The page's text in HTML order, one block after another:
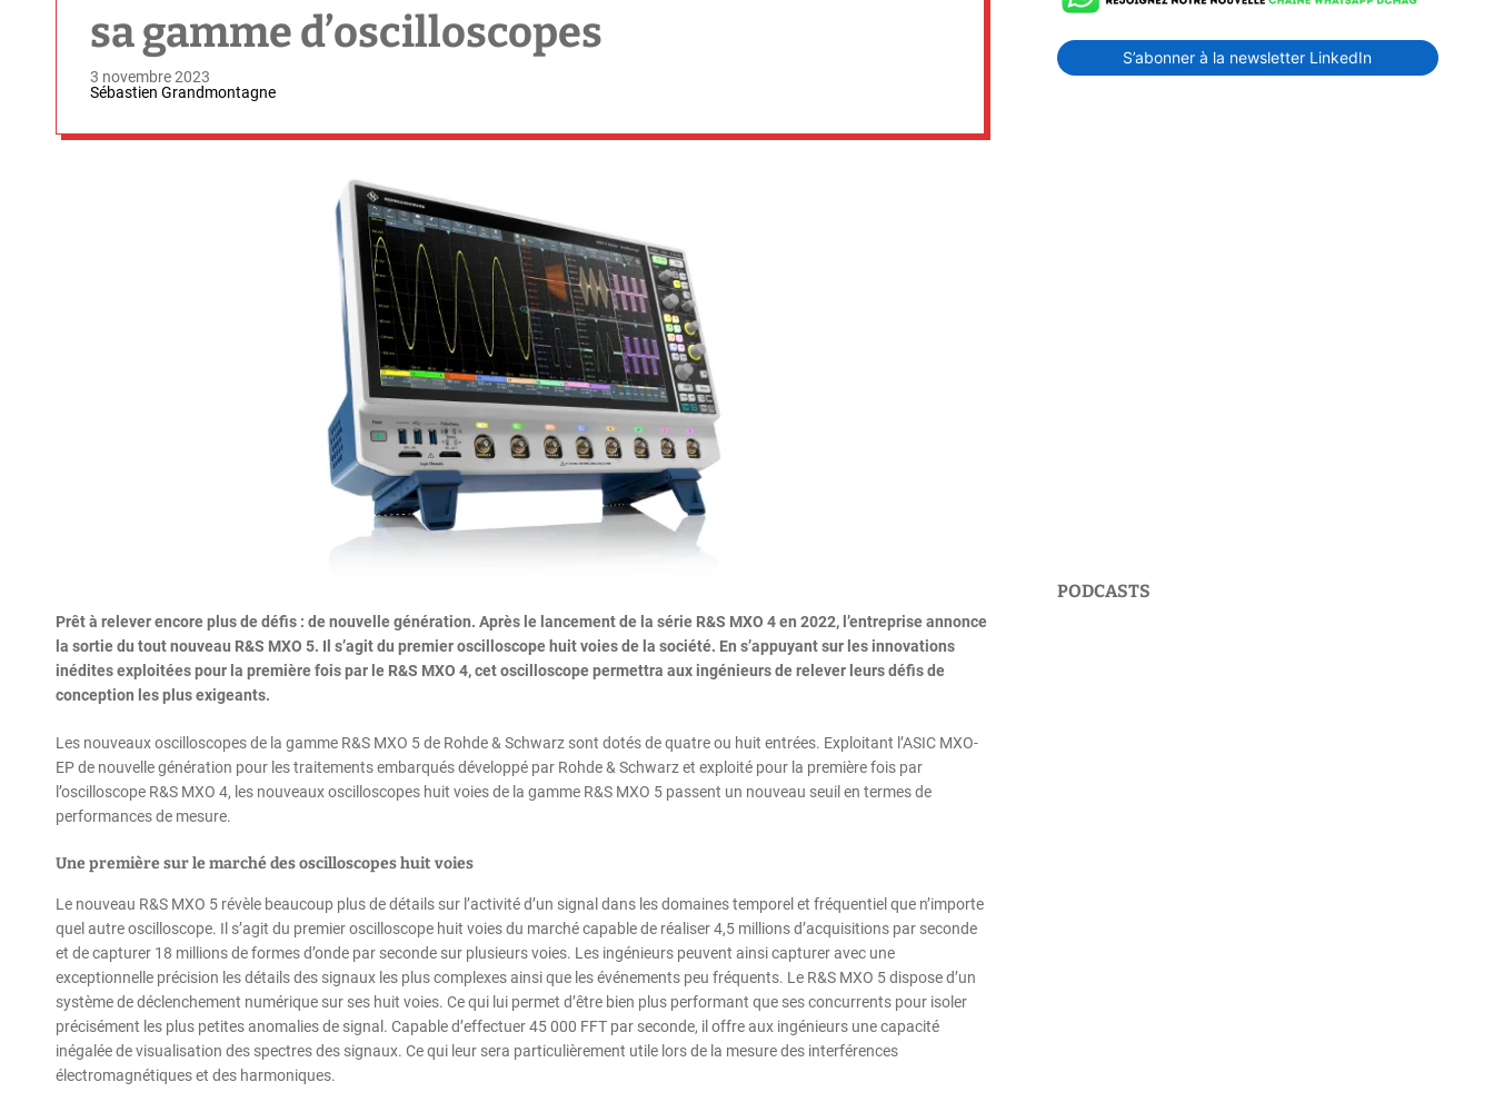
sa gamme d’oscilloscopes
3 novembre 2023
Sébastien Grandmontagne
Prêt à relever encore plus de défis : de nouvelle génération. Après le lancement de la série R&S MXO 4 en 2022, l’entreprise annonce
la sortie du tout nouveau R&S MXO 5. Il s’agit du premier oscilloscope huit voies de la société. En s’appuyant sur les innovations
inédites exploitées pour la première fois par le R&S MXO 4, cet oscilloscope permettra aux ingénieurs de relever leurs défis de
conception les plus exigeants.
Les nouveaux oscilloscopes de la gamme R&S MXO 5 de Rohde & Schwarz sont dotés de quatre ou huit entrées. Exploitant l’ASIC MXO-
EP de nouvelle génération pour les traitements embarqués développé par Rohde & Schwarz et exploité pour la première fois par
l’oscilloscope R&S MXO 4, les nouveaux oscilloscopes huit voies de la gamme R&S MXO 5 passent un nouveau seuil en termes de
performances de mesure.
Une première sur le marché des oscilloscopes huit voies
Le nouveau R&S MXO 5 révèle beaucoup plus de détails sur l’activité d’un signal dans les domaines temporel et fréquentiel que n’importe
quel autre oscilloscope. Il s’agit du premier oscilloscope huit voies du marché capable de réaliser 4,5 millions d’acquisitions par seconde
et de capturer 18 millions de formes d’onde par seconde sur plusieurs voies. Les ingénieurs peuvent ainsi capturer avec une
exceptionnelle précision les détails des signaux les plus complexes ainsi que les événements peu fréquents. Le R&S MXO 5 dispose d’un
système de déclenchement numérique sur ses huit voies. Ce qui lui permet d’être bien plus performant que ses concurrents pour isoler
précisément les plus petites anomalies de signal. Capable d’effectuer 45 000 FFT par seconde, il offre aux ingénieurs une capacité
inégalée de visualisation des spectres des signaux. Ce qui leur sera particulièrement utile lors de la mesure des interférences
électromagnétiques et des harmoniques.
S’abonner à la newsletter LinkedIn
PODCASTS